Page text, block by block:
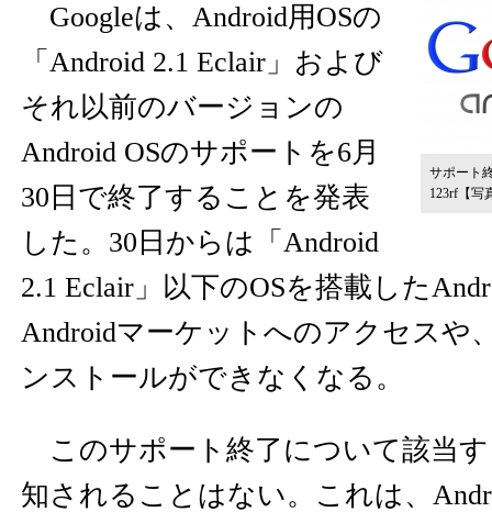
サポート
123rf 【
Googleは、Android用OSの
「Android 2.1 Eclair」および
それ以前のバージョンの
Android OSのサポートを6月
30日で終了することを発表
した。30日からは「Android
2.1 Eclair」以下のOSを搭載した
Androidマーケットへのアクセスや
ンストールができなくなる。
このサポート終了について該当
知されることはない。これは、